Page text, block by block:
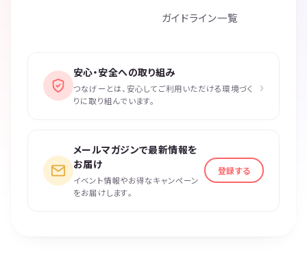
ガイドライン一覧
安心・安全への取り組み
つなげーとは、安心してご利用いただける環境づく
りに取り組んでいます。
›
メールマガジンで最新情報を
お届け
イベント情報やお得なキャンペーン
をお届けします。
登録する